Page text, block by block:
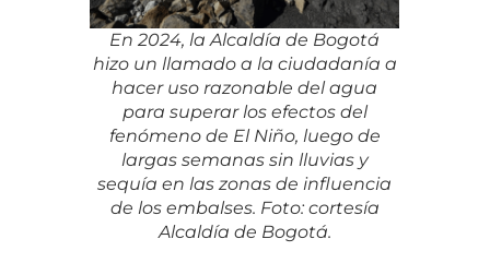
En 2024, la Alcaldía de Bogotá
hizo un llamado a la ciudadanía a
hacer uso razonable del agua
para superar los efectos del
fenómeno de El Niño, luego de
largas semanas sin lluvias y
sequía en las zonas de influencia
de los embalses. Foto: cortesía
Alcaldía de Bogotá.